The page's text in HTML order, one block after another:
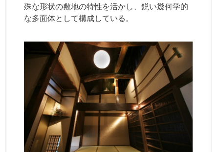
殊な形状の敷地の特性を活かし、鋭い幾何学的
な多面体として構成している。